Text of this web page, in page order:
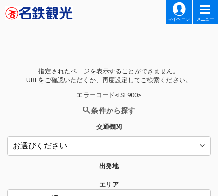
マイページ メニュー
指定されたページを表示することができません。
URLをご確認いただくか、再度設定してご検索ください。
エラーコード<ISE900>
条件から探す
交通機関
出発地
エリア